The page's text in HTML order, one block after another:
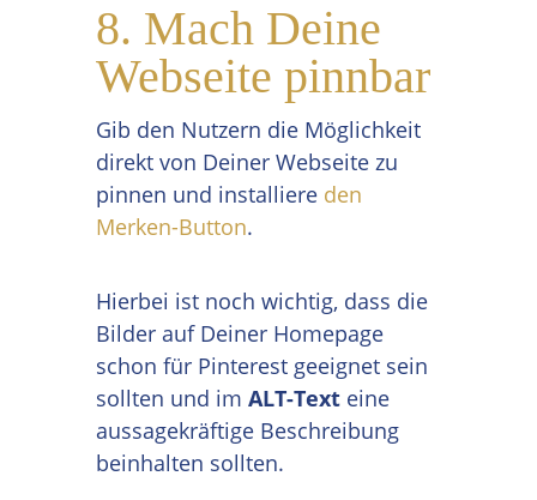
8. Mach Deine
Webseite pinnbar
Gib den Nutzern die Möglichkeit
direkt von Deiner Webseite zu
pinnen und installiere den
Merken-Button.
Hierbei ist noch wichtig, dass die
Bilder auf Deiner Homepage
schon für Pinterest geeignet sein
sollten und im ALT-Text eine
aussagekräftige Beschreibung
beinhalten sollten.